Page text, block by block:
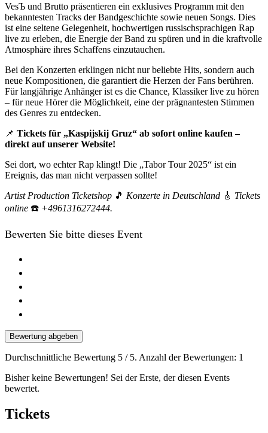
VesЪ und Brutto präsentieren ein exklusives Programm mit den
bekanntesten Tracks der Bandgeschichte sowie neuen Songs. Dies
ist eine seltene Gelegenheit, hochwertigen russischsprachigen Rap
live zu erleben, die Energie der Band zu spüren und in die kraftvolle
Atmosphäre ihres Schaffens einzutauchen.
Bei den Konzerten erklingen nicht nur beliebte Hits, sondern auch
neue Kompositionen, die garantiert die Herzen der Fans berühren.
Für langjährige Anhänger ist es die Chance, Klassiker live zu hören
– für neue Hörer die Möglichkeit, eine der prägnantesten Stimmen
des Genres zu entdecken.
📌 Tickets für „Kaspijskij Gruz“ ab sofort online kaufen –
direkt auf unserer Website!
Sei dort, wo echter Rap klingt! Die „Tabor Tour 2025“ ist ein
Ereignis, das man nicht verpassen sollte!
Artist Production Ticketshop 🎵 Konzerte in Deutschland 🎸 Tickets
online ☎️ +4961316272444.
Bewerten Sie bitte dieses Event
Bewertung abgeben
Durchschnittliche Bewertung 5 / 5. Anzahl der Bewertungen: 1
Bisher keine Bewertungen! Sei der Erste, der diesen Events
bewertet.
Tickets